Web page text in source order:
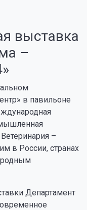
выставка
–
в павильоне
–
в России, странах
Департамент